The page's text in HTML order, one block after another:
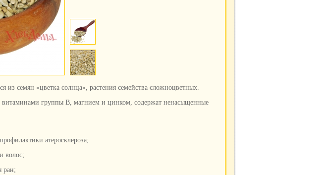
из семян «цветка солнца», растения семейства сложноцветных.
группы В, магнием и цинком, содержат ненасыщенные
атеросклероза;
волос;
ран;